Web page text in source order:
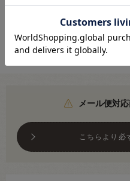
メール便対
こちらより必